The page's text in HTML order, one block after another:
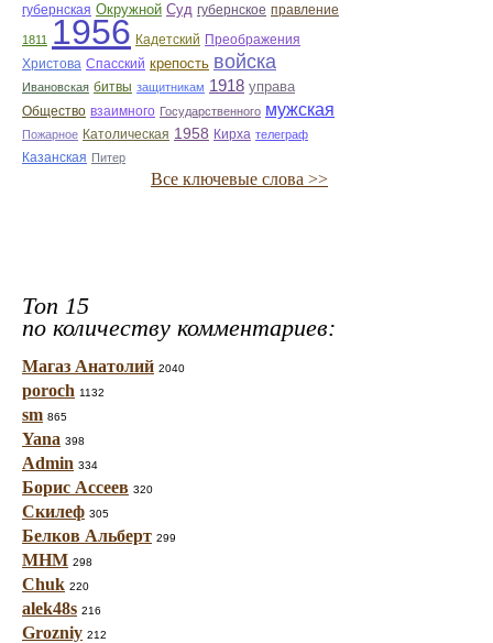
губернская Окружной Суд губернское правление
1811 1956 Кадетский Преображения
Христова Спасский крепость войска
Ивановская битвы защитникам 1918 управа
Общество взаимного Государственного мужская
Пожарное Католическая 1958 Кирха телеграф
Казанская Питер
Все ключевые слова >>
Топ 15
по количеству комментариев:
Магаз Анатолий 2040
poroch 1132
sm 865
Yana 398
Admin 334
Борис Ассеев 320
Скилеф 305
Белков Альберт 299
МНМ 298
Chuk 220
alek48s 216
Grozniy 212